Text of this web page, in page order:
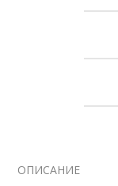
ОПИСАНИЕ